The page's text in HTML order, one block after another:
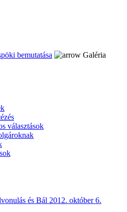
bemutatása
Galéria
választások
és Bál 2012. október 6.